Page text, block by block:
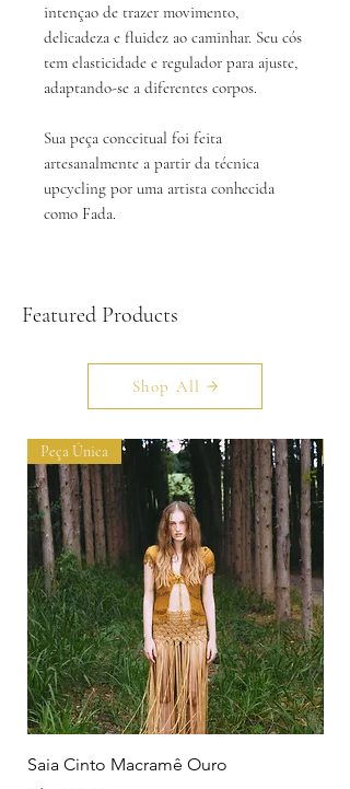
intençao de trazer movimento,
delicadeza e fluidez ao caminhar. Seu cós
tem elasticidade e regulador para ajuste,
adaptando-se a diferentes corpos.
Sua peça conceitual foi feita
artesanalmente a partir da técnica
upcycling por uma artista conhecida
como Fada.
Featured Products
Shop All
Peça Única
Saia Cinto Macramê Ouro